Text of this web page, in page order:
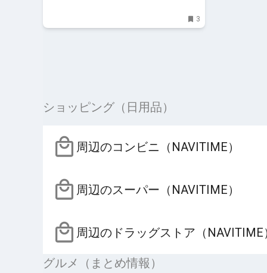
3
ショッピング（日用品）
周辺のコンビニ（NAVITIME）
周辺のスーパー（NAVITIME）
周辺のドラッグストア（NAVITIME
グルメ（まとめ情報）